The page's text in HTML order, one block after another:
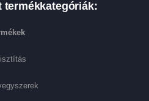
termékkategóriák: